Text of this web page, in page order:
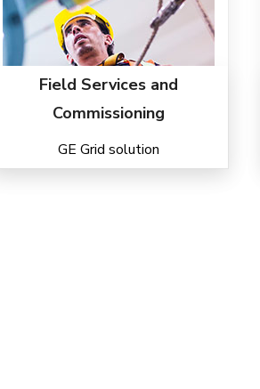
Field Services and
Commissioning
GE Grid solution